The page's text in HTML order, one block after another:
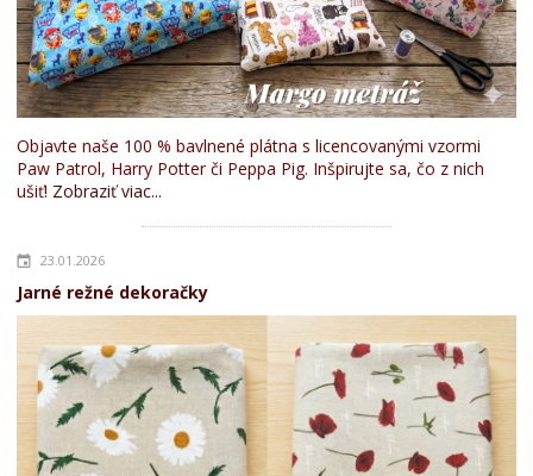
Objavte naše 100 % bavlnené plátna s licencovanými vzormi
Paw Patrol, Harry Potter či Peppa Pig. Inšpirujte sa, čo z nich
ušiť! Zobraziť viac...
23.01.2026
Jarné režné dekoračky